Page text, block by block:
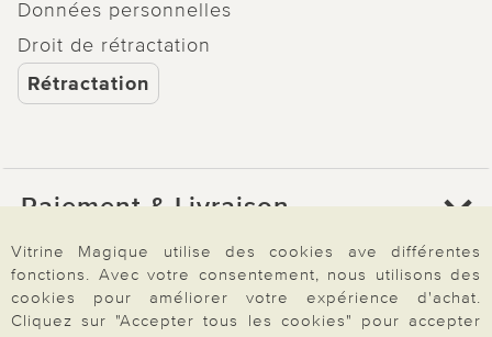
Données personnelles
Droit de rétractation
Rétractation
Paiement & Livraison
À propos de nous
Vitrine Magique utilise des cookies ave différentes
fonctions. Avec votre consentement, nous utilisons des
cookies pour améliorer votre expérience d'achat.
Cliquez sur "Accepter tous les cookies" pour accepter